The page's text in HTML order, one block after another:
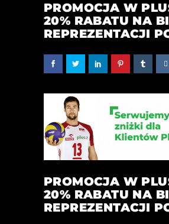
PROMOCJA W
20% RABATU NA
REPREZENTACJI
PROMOCJA W
20% RABATU NA
REPREZENTACJI